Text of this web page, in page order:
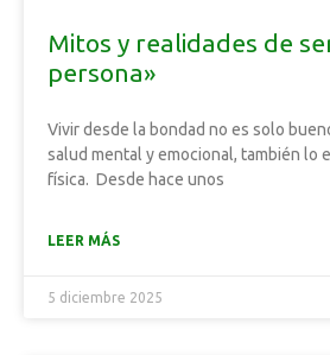
Mitos y realidades de
persona»
Vivir desde la bondad no es solo
salud mental y emocional, también lo
física. Desde hace unos
LEER MÁS
5 diciembre 2025